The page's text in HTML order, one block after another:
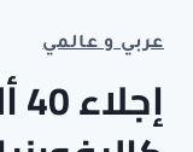
عربي و عالمي